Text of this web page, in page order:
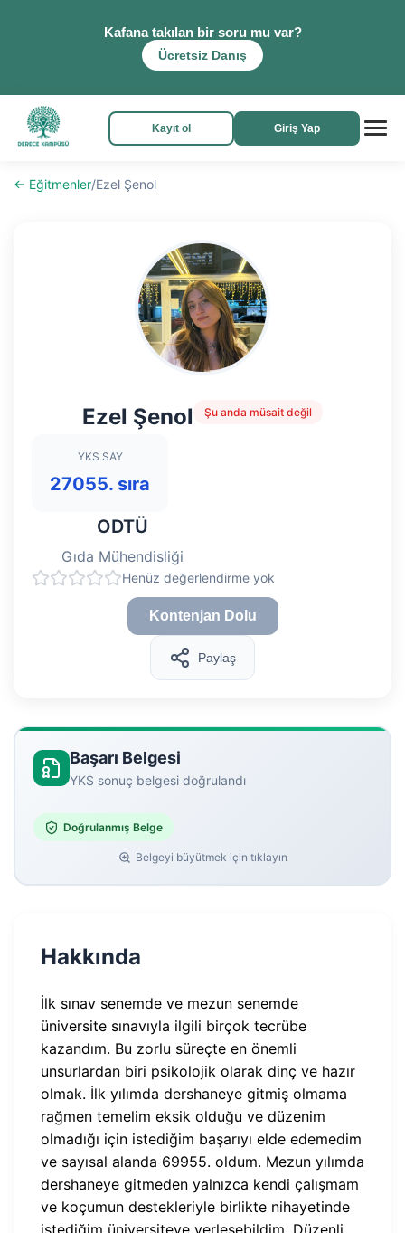
Kafana takılan bir soru mu var?
Ücretsiz Danış
Kayıt ol Giriş Yap
← Eğitmenler/Ezel Şenol
Ezel Şenol Şu anda müsait değil
YKS SAY
27055. sıra
ODTÜ
Gıda Mühendisliği
Henüz değerlendirme yok
Kontenjan Dolu
Paylaş
Başarı Belgesi
YKS sonuç belgesi doğrulandı
Doğrulanmış Belge
Belgeyi büyütmek için tıklayın
Hakkında
İlk sınav senemde ve mezun senemde
üniversite sınavıyla ilgili birçok tecrübe
kazandım. Bu zorlu süreçte en önemli
unsurlardan biri psikolojik olarak dinç ve hazır
olmak. İlk yılımda dershaneye gitmiş olmama
rağmen temelim eksik olduğu ve düzenim
olmadığı için istediğim başarıyı elde edemedim
ve sayısal alanda 69955. oldum. Mezun yılımda
dershaneye gitmeden yalnızca kendi çalışmam
ve koçumun destekleriyle birlikte nihayetinde
istediğim üniversiteye yerleşebildim. Düzenli